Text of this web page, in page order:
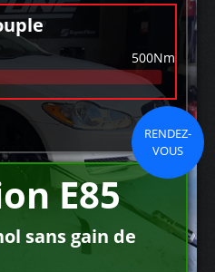
500Nm
RENDEZ-
VOUS
E85
sans gain de